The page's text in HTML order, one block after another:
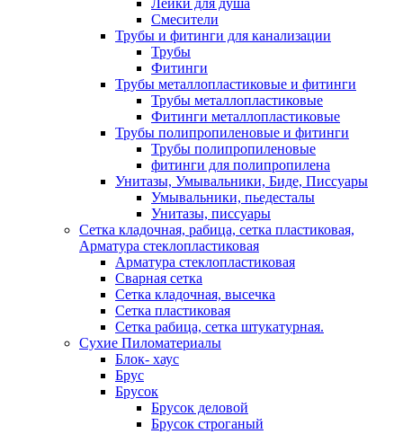
Лейки для душа
Смесители
Трубы и фитинги для канализации
Трубы
Фитинги
Трубы металлопластиковые и фитинги
Трубы металлопластиковые
Фитинги металлопластиковые
Трубы полипропиленовые и фитинги
Трубы полипропиленовые
фитинги для полипропилена
Унитазы, Умывальники, Биде, Писсуары
Умывальники, пьедесталы
Унитазы, писсуары
Сетка кладочная, рабица, сетка пластиковая,
Арматура стеклопластиковая
Арматура стеклопластиковая
Сварная сетка
Сетка кладочная, высечка
Сетка пластиковая
Сетка рабица, сетка штукатурная.
Сухие Пиломатериалы
Блок- хаус
Брус
Брусок
Брусок деловой
Брусок строганый